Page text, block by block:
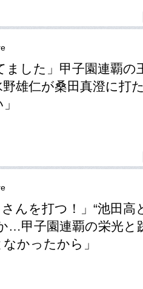
した」甲子園連覇の
雄仁が桑田真澄に打
んを打つ！」“池田高
…甲子園連覇の栄光と
かったから」